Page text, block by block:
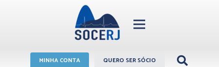
MINHA CONTA QUERO SER SÓCIO